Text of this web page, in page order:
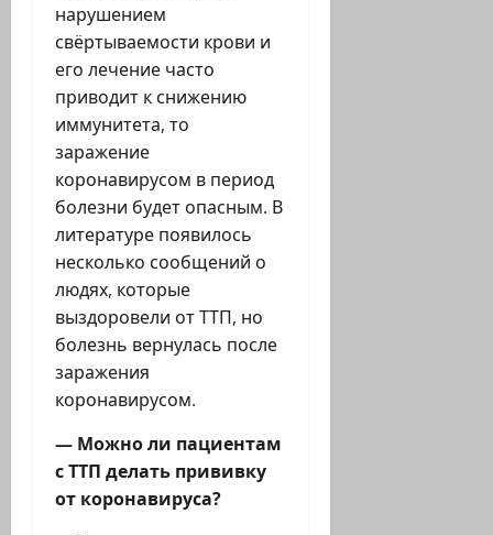
нарушением
свёртываемости крови и
его лечение часто
приводит к снижению
иммунитета, то
заражение
коронавирусом в период
болезни будет опасным. В
литературе появилось
несколько сообщений о
людях, которые
выздоровели от ТТП, но
болезнь вернулась после
заражения
коронавирусом.
— Можно ли пациентам
с ТТП делать прививку
от коронавируса?